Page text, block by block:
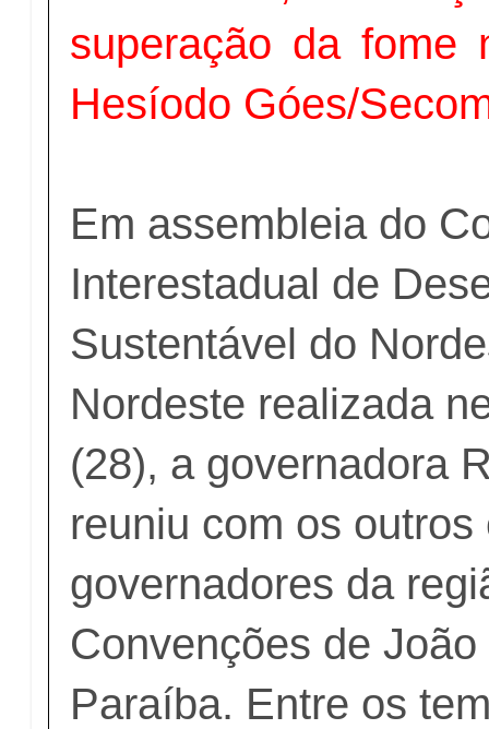
superação da fome
Hesíodo Góes/
Em assembleia do
Interestadual de
Sustentável do
Nordeste realizada
(28), a governadora
reuniu com os outros
governadores da
Convenções de
Paraíba. Entre os